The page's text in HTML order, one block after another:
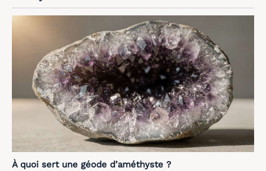
À quoi sert une géode d’améthyste ?